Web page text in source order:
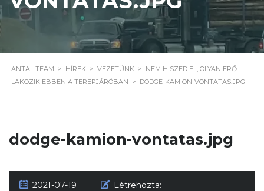
ANTAL TEAM > HÍREK > VEZETÜNK > NEM HISZED EL, OLYAN ERŐ
LAKOZIK EBBEN A TEREPJÁRÓBAN > DODGE-KAMION-VONTATAS.JPG
dodge-kamion-vontatas.jpg
2021-07-19
Létrehozta: